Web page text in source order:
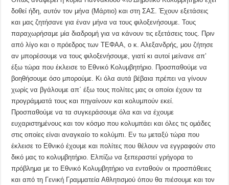
δοθεί ήδη, αυτόν τον μήνα (Μάρτιο) και στη ΣΑΣ. Έχουν εξετάσεις
και μας ζητήσανε για έναν μήνα να τους φιλοξενήσουμε. Τους
παραχωρήσαμε μία διαδρομή για να κάνουν τις εξετάσεις τους. Πριν
από λίγο και ο πρόεδρος των ΤΕΦΑΑ, ο κ. Αλεξανδρής, μου ζήτησε
αν μπορέσουμε να τους φιλοξενήσουμε, γιατί κι αυτοί μείνανε απ’
έξω τώρα που έκλεισε το Εθνικό Κολυμβητήριο. Προσπαθούμε να
βοηθήσουμε όσο μπορούμε. Κι όλα αυτά βέβαια πρέπει να γίνουν
χωρίς να βγάλουμε απ΄ έξω τους πολίτες μας οι οποίοι έχουν τα
προγράμματά τους και πηγαίνουν και κολυμπούν εκεί.
Προσπαθούμε να τα συγκεράσουμε όλα και να έχουμε
ευχαριστημένους και τον κόσμο που κολυμπάει και όλες τις ομάδες
στις οποίες είναι αναγκαίο το κολύμπι. Εν τω μεταξύ τώρα που
έκλεισε το Εθνικό έχουμε και πολίτες που θέλουν να εγγραφούν στο
δικό μας το κολυμβητήριο. Ελπίζω να ξεπεραστεί γρήγορα το
πρόβλημα με το Εθνικό Κολυμβητήριο να ενταθούν οι προσπάθειες
και από τη Γενική Γραμματεία Αθλητισμού όπου θα πιέσουμε και τον